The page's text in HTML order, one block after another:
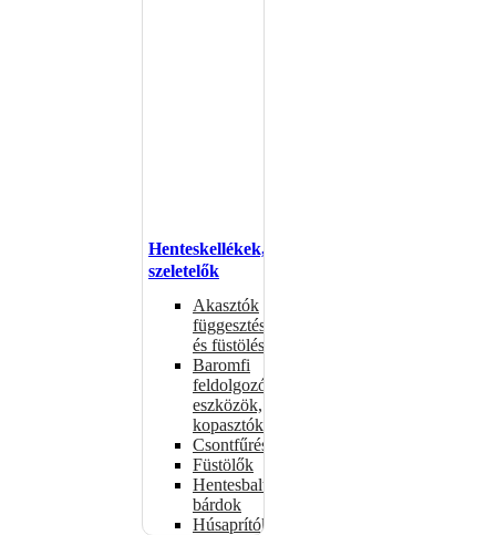
Henteskellékek,
szeletelők
Akasztók
függesztéshez
és füstöléshez
Baromfi
feldolgozó
eszközök,
kopasztók
Csontfűrészek
Füstölők
Hentesbalták,
bárdok
Húsaprítók